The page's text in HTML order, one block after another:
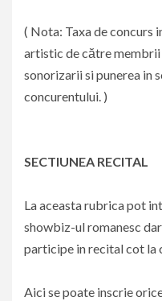
( Nota: Taxa de concurs
artistic de către membrii
sonorizarii si punerea in
concurentului. )
SECTIUNEA RECITAL
La aceasta rubrica pot
showbiz-ul romanesc
participe in recital cot la
Aici se poate inscrie